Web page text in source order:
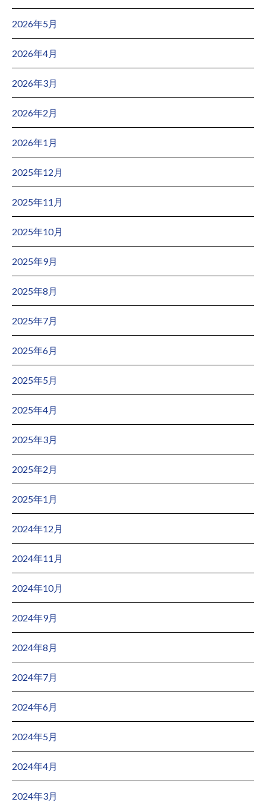
2026年5月
2026年4月
2026年3月
2026年2月
2026年1月
2025年12月
2025年11月
2025年10月
2025年9月
2025年8月
2025年7月
2025年6月
2025年5月
2025年4月
2025年3月
2025年2月
2025年1月
2024年12月
2024年11月
2024年10月
2024年9月
2024年8月
2024年7月
2024年6月
2024年5月
2024年4月
2024年3月